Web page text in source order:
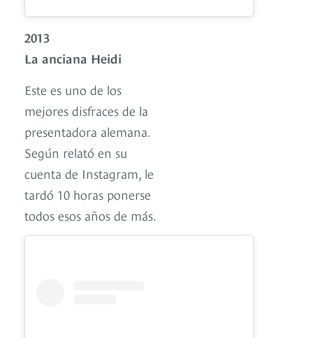
2013
La anciana Heidi
Este es uno de los
mejores disfraces de la
presentadora alemana.
Según relató en su
cuenta de Instagram, le
tardó 10 horas ponerse
todos esos años de más.